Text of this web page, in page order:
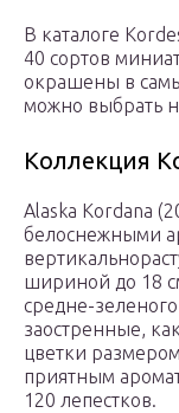
В каталоге
40 сортов
окрашены в
можно выбрать
Коллекция
Alaska Kordana
белоснежными
шириной до 18
средне-
заостренные,
цветки
приятным
120 лепестков.